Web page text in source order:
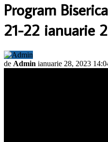
Program
21-22 ianuarie
de Admin ianuarie 28, 2023